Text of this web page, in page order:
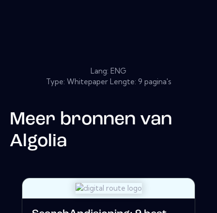
Lang: ENG
Type: Whitepaper Lengte: 9 pagina's
Meer bronnen van
Algolia